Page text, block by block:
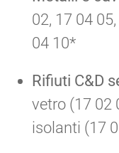
02, 17 04
04 10*
Rifiuti C&D
vetro (17 02
isolanti (17